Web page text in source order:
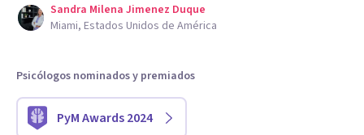
Sandra Milena Jimenez Duque
Miami, Estados Unidos de América
Psicólogos nominados y premiados
PyM Awards 2024